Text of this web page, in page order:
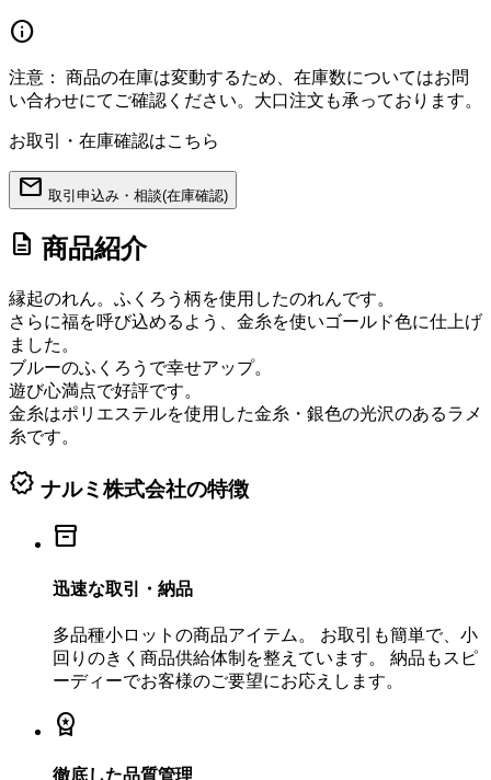
info
注意：
商品の在庫は変動するため、在庫数についてはお問
い合わせにてご確認ください。大口注文も承っております。
お取引・在庫確認はこちら
mail 取引申込み・相談(在庫確認)
description 商品紹介
縁起のれん。ふくろう柄を使用したのれんです。
さらに福を呼び込めるよう、金糸を使いゴールド色に仕上げ
ました。
ブルーのふくろうで幸せアップ。
遊び心満点で好評です。
金糸はポリエステルを使用した金糸・銀色の光沢のあるラメ
糸です。
verified ナルミ株式会社の特徴
inventory_2
迅速な取引・納品
多品種小ロットの商品アイテム。 お取引も簡単で、小
回りのきく商品供給体制を整えています。 納品もスピ
ーディーでお客様のご要望にお応えします。
workspace_premium
徹底した品質管理